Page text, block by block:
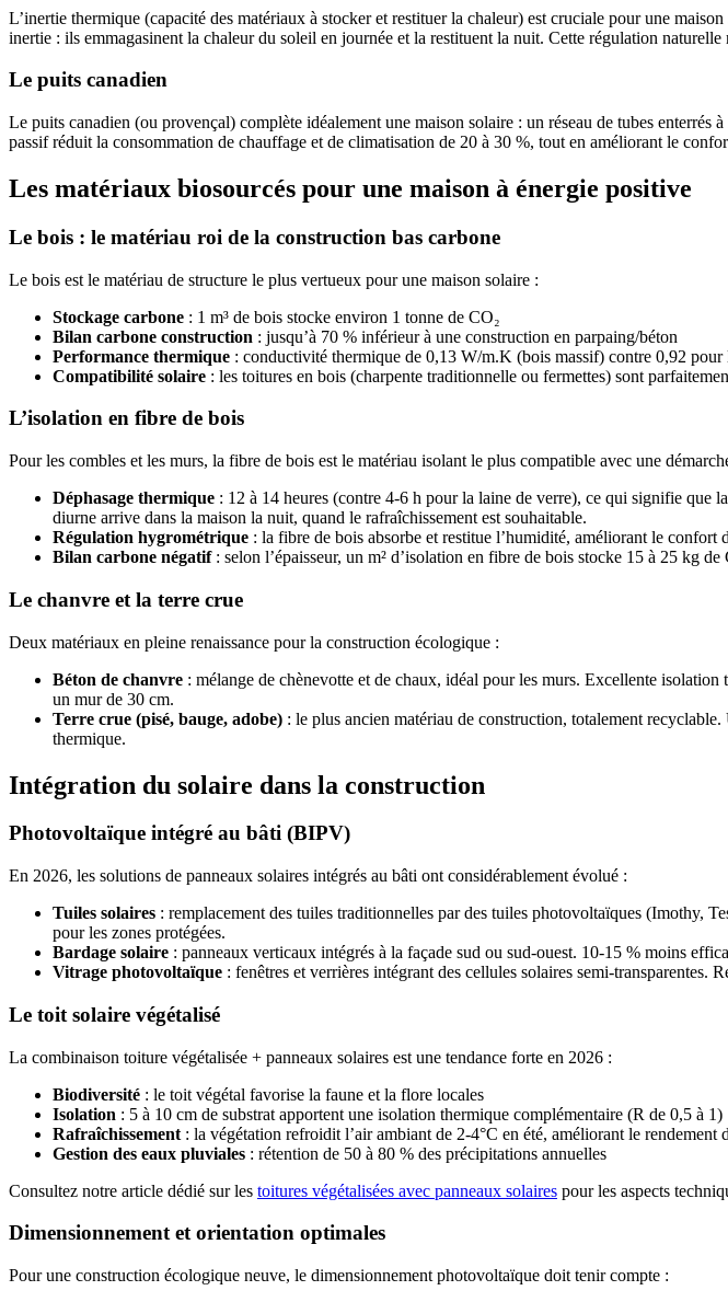
L’inertie thermique (capacité des matériaux à stocker et restituer la chaleur) est cruciale pour une
inertie : ils emmagasinent la chaleur du soleil en journée et la restituent la nuit. Cette régulation
Le puits canadien
Le puits canadien (ou provençal) complète idéalement une maison solaire : un réseau de tubes
passif réduit la consommation de chauffage et de climatisation de 20 à 30 %, tout en améliorant le
Les matériaux biosourcés pour une maison à énergie positive
Le bois : le matériau roi de la construction bas carbone
Le bois est le matériau de structure le plus vertueux pour une maison solaire :
Stockage carbone : 1 m³ de bois stocke environ 1 tonne de CO₂
Bilan carbone construction : jusqu’à 70 % inférieur à une construction en parpaing/béton
Performance thermique : conductivité thermique de 0,13 W/m.K (bois massif) contre 0,92 pour
Compatibilité solaire : les toitures en bois (charpente traditionnelle ou fermettes) sont
L’isolation en fibre de bois
Pour les combles et les murs, la fibre de bois est le matériau isolant le plus compatible avec une
Déphasage thermique : 12 à 14 heures (contre 4-6 h pour la laine de verre), ce qui signifie que
diurne arrive dans la maison la nuit, quand le rafraîchissement est souhaitable.
Régulation hygrométrique : la fibre de bois absorbe et restitue l’humidité, améliorant le confort
Bilan carbone négatif: selon l’épaisseur, un m² d’isolation en fibre de bois stocke 15 à 25 kg de
Le chanvre et la terre crue
Deux matériaux en pleine renaissance pour la construction écologique :
Béton de chanvre : mélange de chènevotte et de chaux, idéal pour les murs. Excellente
un mur de 30 cm.
Terre crue (pisé, bauge, adobe) : le plus ancien matériau de construction, totalement
thermique.
Intégration du solaire dans la construction
Photovoltaïque intégré au bâti (BIPV)
En 2026, les solutions de panneaux solaires intégrés au bâti ont considérablement évolué :
Tuiles solaires : remplacement des tuiles traditionnelles par des tuiles photovoltaïques (Imothy,
pour les zones protégées.
Bardage solaire : panneaux verticaux intégrés à la façade sud ou sud-ouest. 10-15 % moins
Vitrage photovoltaïque : fenêtres et verrières intégrant des cellules solaires semi-
Le toit solaire végétalisé
La combinaison toiture végétalisée + panneaux solaires est une tendance forte en 2026 :
Biodiversité : le toit végétal favorise la faune et la flore locales
Isolation : 5 à 10 cm de substrat apportent une isolation thermique complémentaire (R de 0,5 à 1)
Rafraîchissement : la végétation refroidit l’air ambiant de 2-4°C en été, améliorant le rendement
Gestion des eaux pluviales : rétention de 50 à 80 % des précipitations annuelles
Consultez notre article dédié sur les toitures végétalisées avec panneaux solaires pour les aspects
Dimensionnement et orientation optimales
Pour une construction écologique neuve, le dimensionnement photovoltaïque doit tenir compte :